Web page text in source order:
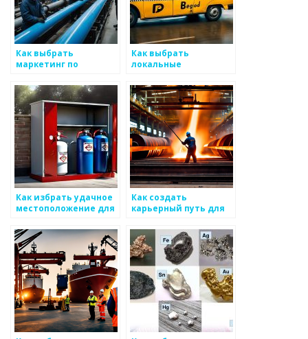
Как выбрать
маркетинг по
бизнеса: что важно
учитывать
Как выбрать
локальные
корпоративной
социальной
ответственности для
бизнеса по
металлоизделиям
Как избрать удачное
местоположение для
производству
металоизделий
Как создать
карьерный путь для
металоизделиям